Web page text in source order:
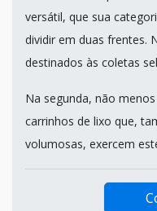
versátil, que sua
dividir em duas frentes.
destinados às coletas
Na segunda, não
carrinhos de lixo que,
volumosas, exercem